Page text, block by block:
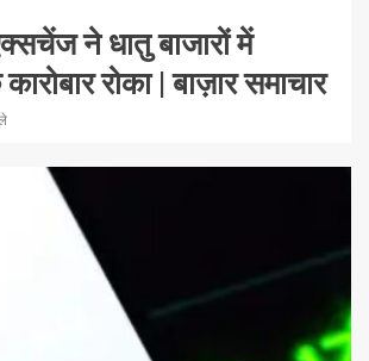
ने धातु बाजारों में
रोका | बाज़ार समाचार